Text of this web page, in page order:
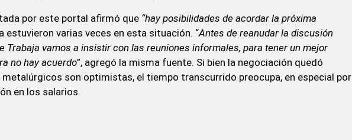
por este portal afirmó que “hay posibilidades de acordar la próxima
estuvieron varias veces en esta situación. “Antes de reanudar la discusión
Trabaja vamos a insistir con las reuniones informales, para tener un mejor
no hay acuerdo”, agregó la misma fuente. Si bien la negociación quedó
son optimistas, el tiempo transcurrido preocupa, en especial por
en los salarios.